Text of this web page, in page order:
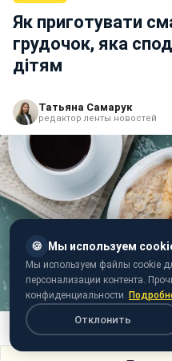
Як приготувати
грудочок, яка
дітям
Татьяна Самарук
редактор ленты новостей
Як правильно варити вівсянку
🍪 Мы используем
Мы используем файлы cookie
персонализации контента.
конфиденциальности.
Отклонить